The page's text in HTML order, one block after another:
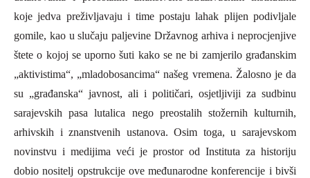
koje jedva preživljavaju i time postaju lahak plijen podivljale
gomile, kao u slučaju paljevine Državnog arhiva i neprocjenjive
štete o kojoj se uporno šuti kako se ne bi zamjerilo građanskim
„aktivistima“, „mladobosancima“ našeg vremena. Žalosno je da
su „građanska“ javnost, ali i političari, osjetljiviji za sudbinu
sarajevskih pasa lutalica nego preostalih stožernih kulturnih,
arhivskih i znanstvenih ustanova. Osim toga, u sarajevskom
novinstvu i medijima veći je prostor od Instituta za historiju
dobio nositelj opstrukcije ove međunarodne konferencije i bivši